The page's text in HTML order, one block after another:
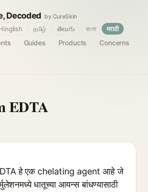
Decoded by CureSkin
Guides Products
Concerns
தமிழ் తెలుగు বাংলা मराठी
EDTA
हे एक chelating agent आहे जे
धातूच्या आयन्स बांधण्यासाठी